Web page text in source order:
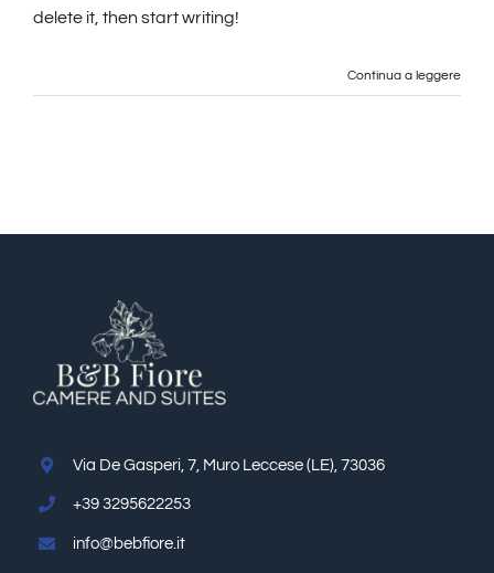
delete it, then start writing!
Continua a leggere
Via De Gasperi, 7, Muro Leccese (LE), 73036
+39 3295622253
info@bebfiore.it